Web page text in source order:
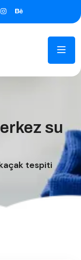
su
tespiti